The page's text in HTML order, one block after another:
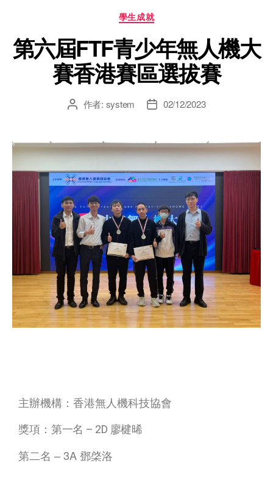
學生成就
第六屆FTF青少年無人機大
賽香港賽區選拔賽
作者: system 02/12/2023
主辦機構：香港無人機科技協會
獎項： 第一名 – 2D 廖楗晞
第二名 – 3A 鄧棨洛